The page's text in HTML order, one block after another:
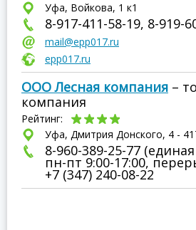
Уфа, Войкова, 1 к1
8-917-411-58-19, 8-919-
mail@epp017.ru
epp017.ru
ООО Лесная компания –
компания
Рейтинг:
Уфа, Дмитрия Донского, 4 -
8-960-389-25-77
пн-пт 9:00-17:00,
+7 (347) 240-08-22